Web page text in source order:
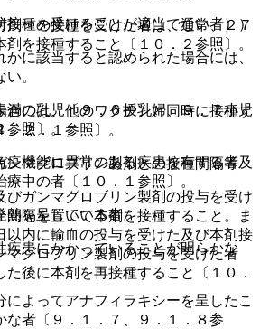
接種を受けることが適当でない者））
に該当すると認められた場合には、
。
の乳児〔９．６授乳婦、９．７小児
照〕。
機能に異常のある疾患を有する者及
中の者〔１０．１参照〕。
を呈している者。
患にかかっていることが明らかな
よってアナフィラキシーを呈したこ
な者〔９．１．７、９．１．８参
剤＞の接種を受けた者は、通常、２７
剤を接種すること〔１０．２参照〕。
合には、他のワクチンと同時に接種す
２．１参照〕。
マグロブリン製剤との接種間隔等
びガンマグロブリン製剤の投与を受け
間隔を置いて本剤を接種すること。ま
以内に輸血の投与を受けた及び本剤接
マグロブリン製剤の投与を受けた者
後に本剤を再接種すること〔１０．